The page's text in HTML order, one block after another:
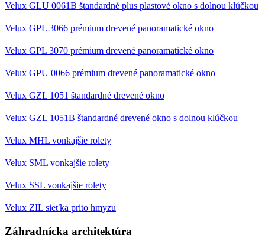
Velux GLU 0061B štandardné plus plastové okno s dolnou klúčkou
Velux GPL 3066 prémium drevené panoramatické okno
Velux GPL 3070 prémium drevené panoramatické okno
Velux GPU 0066 prémium drevené panoramatické okno
Velux GZL 1051 štandardné drevené okno
Velux GZL 1051B štandardné drevené okno s dolnou klúčkou
Velux MHL vonkajšie rolety
Velux SML vonkajšie rolety
Velux SSL vonkajšie rolety
Velux ZIL sieťka prito hmyzu
Záhradnícka architektúra